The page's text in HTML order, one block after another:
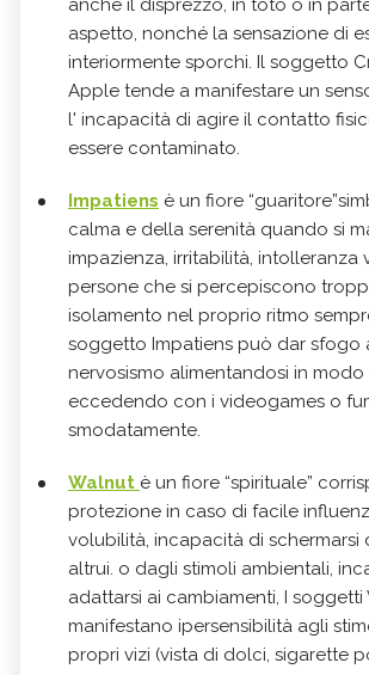
anche il disprezzo, in toto o in
aspetto, nonché la sensazione di
interiormente sporchi. Il soggetto
Apple tende a manifestare un
l' incapacità di agire il contatto
essere contaminato.
Impatiens è un fiore
calma e della serenità quando si
impazienza, irritabilità, intolleranza
persone che si percepiscono
isolamento nel proprio ritmo
soggetto Impatiens può dar sfogo
nervosismo alimentandosi in
eccedendo con i videogames o
smodatamente.
Walnut è un fiore “spirituale”
protezione in caso di facile
volubilità, incapacità di schermarsi
altrui. o dagli stimoli ambientali,
adattarsi ai cambiamenti, I soggetti
manifestano ipersensibilità agli
propri vizi (vista di dolci, sigarette